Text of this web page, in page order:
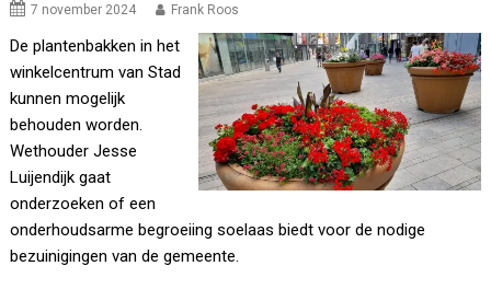
7 november 2024 Frank Roos
De plantenbakken in het
winkelcentrum van Stad
kunnen mogelijk
behouden worden.
Wethouder Jesse
Luijendijk gaat
onderzoeken of een
onderhoudsarme begroeiing soelaas biedt voor de nodige
bezuinigingen van de gemeente.